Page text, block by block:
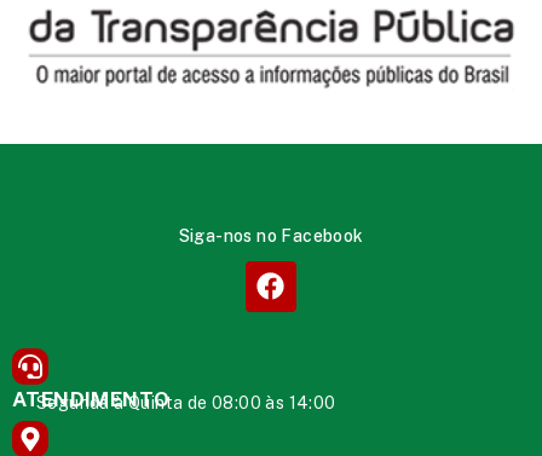
Siga-nos no Facebook
ATENDIMENTO
Segunda à Quinta de 08:00 às 14:00